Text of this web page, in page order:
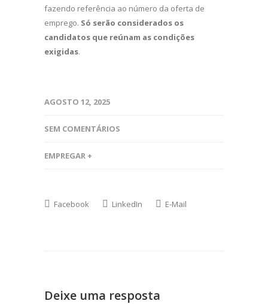
fazendo referência ao número da oferta de
emprego. Só serão considerados os
candidatos que reúnam as condições
exigidas.
AGOSTO 12, 2025
SEM COMENTÁRIOS
EMPREGAR +
Facebook LinkedIn E-Mail
Deixe uma resposta